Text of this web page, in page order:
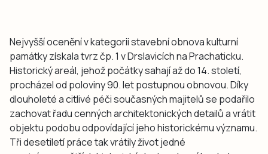
Nejvyšší ocenění v kategorii stavební obnova kulturní
památky získala tvrz čp. 1 v Drslavicích na Prachaticku.
Historický areál, jehož počátky sahají až do 14. století,
procházel od poloviny 90. let postupnou obnovou. Díky
dlouholeté a citlivé péči současných majitelů se podařilo
zachovat řadu cenných architektonických detailů a vrátit
objektu podobu odpovídající jeho historickému významu.
Tři desetiletí práce tak vrátily život jedné